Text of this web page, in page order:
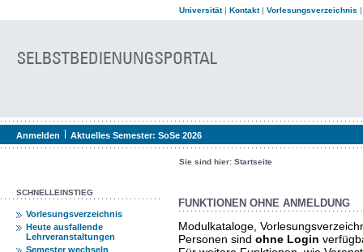
Universität| Kontakt| Vorlesungsverzeichnis
Anmelden Aktuelles Semester: SoSe 2026
Sie sind hier: Startseite
SCHNELLEINSTIEG
Vorlesungsverzeichnis
Heute ausfallende
Lehrveranstaltungen
Semester wechseln
FUNKTIONEN OHNE ANMELDUNG
Modulkataloge,
Personen sind ohne Login